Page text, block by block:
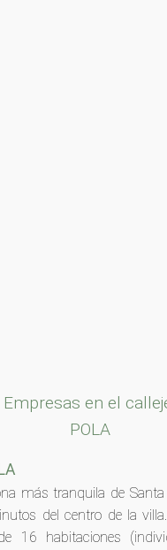
Empresas en el
POLA
más tranquila de
del centro de la
16 habitaciones